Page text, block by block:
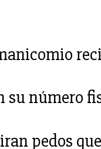
su número
pedos